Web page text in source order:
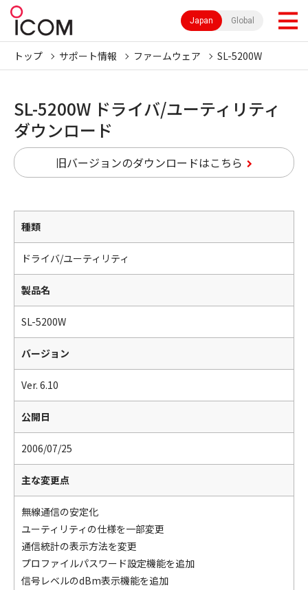
Japan Global
トップ サポート情報 ファームウェア SL-5200W
SL-5200W ドライバ/ユーティリティ
ダウンロード
旧バージョンのダウンロードはこちら
種類
ドライバ/ユーティリティ
製品名
SL-5200W
バージョン
Ver. 6.10
公開日
2006/07/25
主な変更点
無線通信の安定化
ユーティリティの仕様を一部変更
通信統計の表示方法を変更
プロファイルパスワード設定機能を追加
信号レベルのdBm表示機能を追加